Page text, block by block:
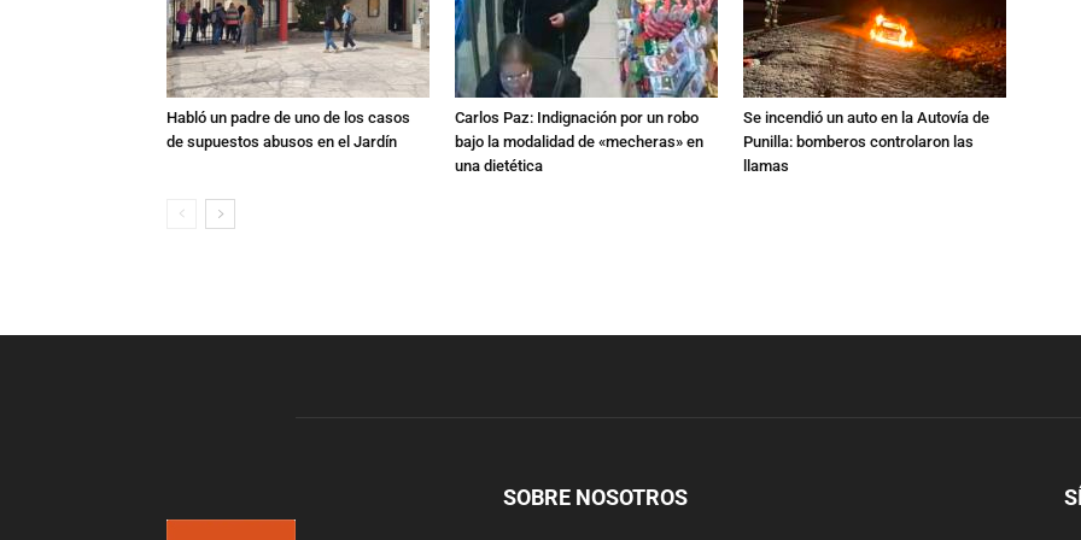
Habló un padre de uno de los casos
de supuestos abusos en el Jardín
Carlos Paz: Indignación por un robo
bajo la modalidad de «mecheras» en
una dietética
Se incendió un auto en la Autovía de
Punilla: bomberos controlaron las
llamas
SOBRE NOSOTROS